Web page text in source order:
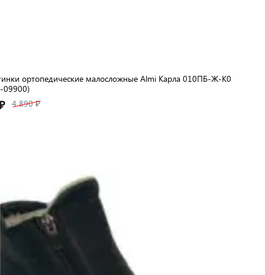
ортопедические малосложные Almi Карла 010ПБ-Ж-К0
09900)
4 890 ₽